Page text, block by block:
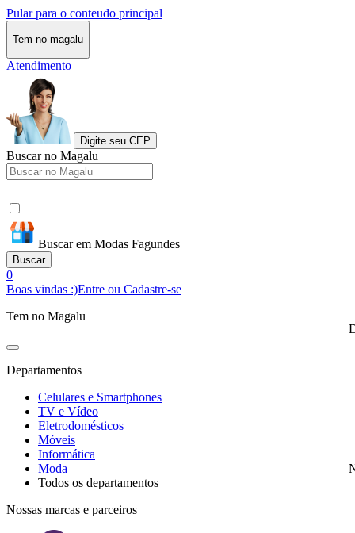
Pular para o conteudo principal
Tem no magalu
Atendimento
Digite seu CEP
Buscar no Magalu
Buscar em Modas Fagundes
Buscar
0
Boas vindas :)Entre ou Cadastre-se
Tem no Magalu
Departamentos
Celulares e Smartphones
TV e Vídeo
Eletrodomésticos
Móveis
Informática
Moda
Todos os departamentos
Nossas marcas e parceiros